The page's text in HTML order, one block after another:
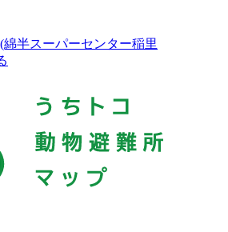
綿半スーパーセンター稲里